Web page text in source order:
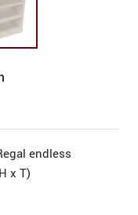
endless
x T)